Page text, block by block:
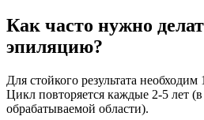
Как часто нужно
эпиляцию?
Для стойкого результата
Цикл повторяется каждые 2-5 лет
обрабатываемой области).